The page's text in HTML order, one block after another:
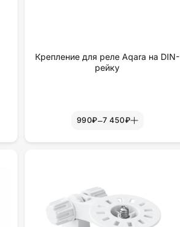
Крепление для реле Aqara на DIN-
рейку
990₽–7 450₽